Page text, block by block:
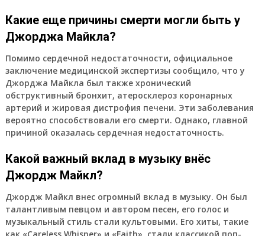
Какие еще причины смерти могли быть у
Джорджа Майкла?
Помимо сердечной недостаточности, официальное
заключение медицинской экспертизы сообщило, что у
Джорджа Майкла был также хронический
обструктивный бронхит, атеросклероз коронарных
артерий и жировая дистрофия печени. Эти заболевания
вероятно способствовали его смерти. Однако, главной
причиной оказалась сердечная недостаточность.
Какой важный вклад в музыку внёс
Джордж Майкл?
Джордж Майкл внес огромный вклад в музыку. Он был
талантливым певцом и автором песен, его голос и
музыкальный стиль стали культовыми. Его хиты, такие